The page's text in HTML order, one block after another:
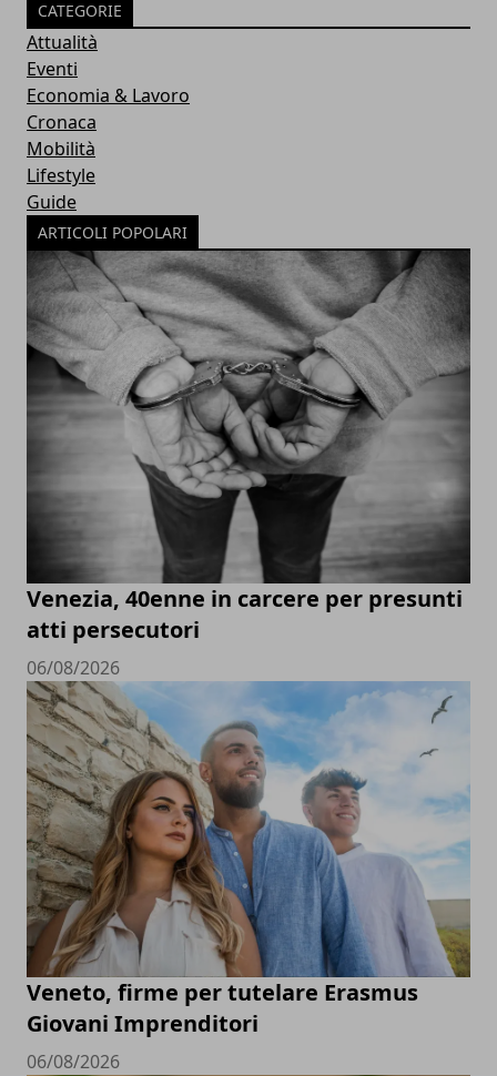
CATEGORIE
Attualità
Eventi
Economia & Lavoro
Cronaca
Mobilità
Lifestyle
Guide
ARTICOLI POPOLARI
Venezia, 40enne in carcere per presunti
atti persecutori
06/08/2026
Veneto, firme per tutelare Erasmus
Giovani Imprenditori
06/08/2026